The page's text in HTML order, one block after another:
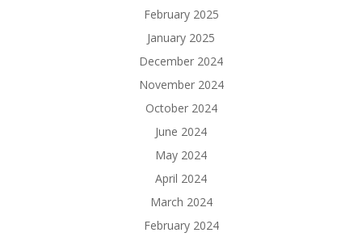
February 2025
January 2025
December 2024
November 2024
October 2024
June 2024
May 2024
April 2024
March 2024
February 2024